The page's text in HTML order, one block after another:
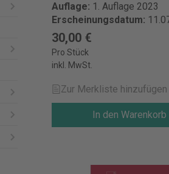
Auflage: 1. Auflage 2023
Erscheinungsdatum:
30,00 €
Pro Stück
inkl. MwSt.
Zur Merkliste hinzufügen
In den Warenkorb